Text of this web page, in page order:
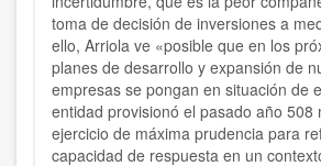
toma de decisión de inversiones a
ello, Arriola ve «posible que en los
planes de desarrollo y expansión de
empresas se pongan en situación de
entidad provisionó el pasado año 508
ejercicio de máxima prudencia para
capacidad de respuesta en un